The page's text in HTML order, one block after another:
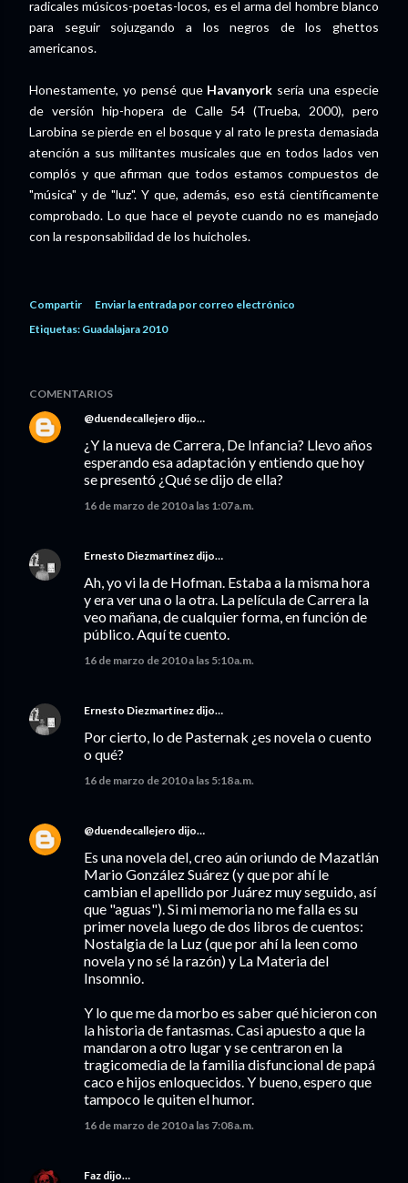
radicales músicos-poetas-locos, es el arma del hombre blanco
para seguir sojuzgando a los negros de los ghettos
americanos.
Honestamente, yo pensé que Havanyork sería una especie
de versión hip-hopera de Calle 54 (Trueba, 2000), pero
Larobina se pierde en el bosque y al rato le presta demasiada
atención a sus militantes musicales que en todos lados ven
complós y que afirman que todos estamos compuestos de
"música" y de "luz". Y que, además, eso está científicamente
comprobado. Lo que hace el peyote cuando no es manejado
con la responsabilidad de los huicholes.
Compartir
Enviar la entrada por correo electrónico
Etiquetas: Guadalajara 2010
COMENTARIOS
@duendecallejero dijo…
¿Y la nueva de Carrera, De Infancia? Llevo años
esperando esa adaptación y entiendo que hoy
se presentó ¿Qué se dijo de ella?
16 de marzo de 2010 a las 1:07 a.m.
Ernesto Diezmartínez dijo…
Ah, yo vi la de Hofman. Estaba a la misma hora
y era ver una o la otra. La película de Carrera la
veo mañana, de cualquier forma, en función de
público. Aquí te cuento.
16 de marzo de 2010 a las 5:10 a.m.
Ernesto Diezmartínez dijo…
Por cierto, lo de Pasternak ¿es novela o cuento
o qué?
16 de marzo de 2010 a las 5:18 a.m.
@duendecallejero dijo…
Es una novela del, creo aún oriundo de Mazatlán
Mario González Suárez (y que por ahí le
cambian el apellido por Juárez muy seguido, así
que "aguas"). Si mi memoria no me falla es su
primer novela luego de dos libros de cuentos:
Nostalgia de la Luz (que por ahí la leen como
novela y no sé la razón) y La Materia del
Insomnio.
Y lo que me da morbo es saber qué hicieron con
la historia de fantasmas. Casi apuesto a que la
mandaron a otro lugar y se centraron en la
tragicomedia de la familia disfuncional de papá
caco e hijos enloquecidos. Y bueno, espero que
tampoco le quiten el humor.
16 de marzo de 2010 a las 7:08 a.m.
Faz dijo…